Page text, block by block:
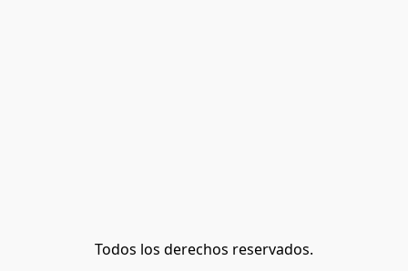
Todos los derechos reservados.